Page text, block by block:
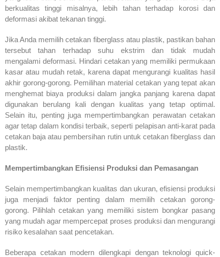
berkualitas tinggi misalnya, lebih tahan terhadap korosi dan
deformasi akibat tekanan tinggi.
Jika Anda memilih cetakan fiberglass atau plastik, pastikan bahan
tersebut tahan terhadap suhu ekstrim dan tidak mudah
mengalami deformasi. Hindari cetakan yang memiliki permukaan
kasar atau mudah retak, karena dapat mengurangi kualitas hasil
akhir gorong-gorong. Pemilihan material cetakan yang tepat akan
menghemat biaya produksi dalam jangka panjang karena dapat
digunakan berulang kali dengan kualitas yang tetap optimal.
Selain itu, penting juga mempertimbangkan perawatan cetakan
agar tetap dalam kondisi terbaik, seperti pelapisan anti-karat pada
cetakan baja atau pembersihan rutin untuk cetakan fiberglass dan
plastik.
Mempertimbangkan Efisiensi Produksi dan Pemasangan
Selain mempertimbangkan kualitas dan ukuran, efisiensi produksi
juga menjadi faktor penting dalam memilih cetakan gorong-
gorong. Pilihlah cetakan yang memiliki sistem bongkar pasang
yang mudah agar mempercepat proses produksi dan mengurangi
risiko kesalahan saat pencetakan.
Beberapa cetakan modern dilengkapi dengan teknologi quick-